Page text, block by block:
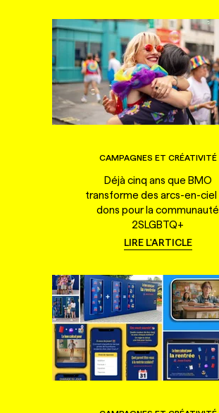
CAMPAGNES ET CRÉATIVITÉ
Déjà cinq ans que BMO
transforme des arcs-en-ciel
dons pour la communauté
2SLGBTQ+
LIRE L'ARTICLE